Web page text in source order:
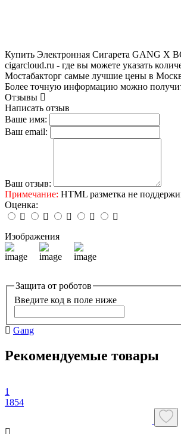
Купить Электронная Сигарета GANG X
cigarcloud.ru - где вы можете указать
Мостабакторг самые лучшие цены в
Более точную информацию можно
Отзывы
Написать отзыв
Ваше имя:
Ваш email:
Ваш отзыв:
Примечание: HTML разметка не
Оценка:
Изображения
Защита от роботов
Введите код в поле ниже
Gang
Рекомендуемые товары
1
1854